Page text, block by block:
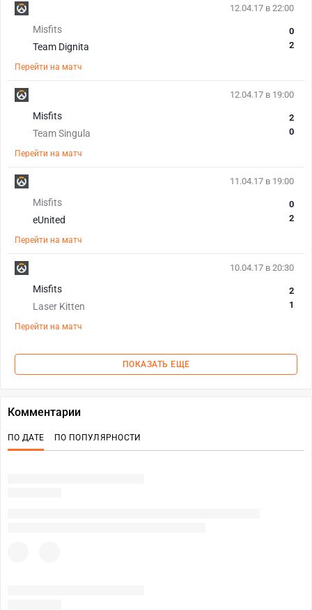
12.04.17 в 22:00
Misfits
Team Dignita
0
2
Перейти на матч
12.04.17 в 19:00
Misfits
Team Singula
2
0
Перейти на матч
11.04.17 в 19:00
Misfits
eUnited
0
2
Перейти на матч
10.04.17 в 20:30
Misfits
Laser Kitten
2
1
Перейти на матч
ПОКАЗАТЬ ЕЩЕ
Комментарии
ПО ДАТЕ ПО ПОПУЛЯРНОСТИ